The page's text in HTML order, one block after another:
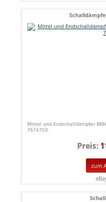
Mittel und Endschalldämpfer
7616703
Preis:
zum